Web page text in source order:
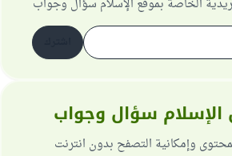
الخاصة بموقع الإسلام سؤال وجواب
الإسلام سؤال وجواب
وإمكانية التصفح بدون انترنت